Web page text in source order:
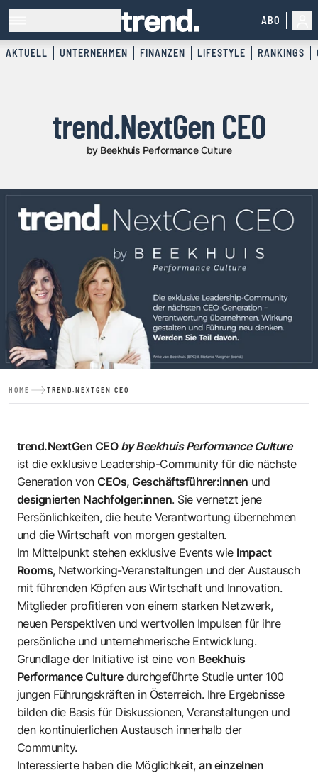
ABO
AKTUELL UNTERNEHMEN FINANZEN LIFESTYLE RANKINGS
trend.NextGen CEO
by Beekhuis Performance Culture
HOME TREND.NEXTGEN CEO
trend.NextGen CEO byBeekhuis Performance Culture
ist die exklusive Leadership-Community für die nächste
Generation vonCEOs, Geschäftsführer:innen und
designierten Nachfolger:innen. Sie vernetzt jene
Persönlichkeiten, die heute Verantwortung übernehmen
und die Wirtschaft von morgen gestalten.
Im Mittelpunkt stehen exklusive Events wie Impact
Rooms, Networking-Veranstaltungen und der Austausch
mit führenden Köpfen aus Wirtschaft und Innovation.
Mitglieder profitieren von einem starken Netzwerk,
neuen Perspektiven und wertvollen Impulsen für ihre
persönliche und unternehmerische Entwicklung.
Grundlage der Initiative ist eine von Beekhuis
Performance Culturedurchgeführte Studie unter 100
jungen Führungskräften in Österreich. Ihre Ergebnisse
bilden die Basis für Diskussionen, Veranstaltungen und
den kontinuierlichen Austausch innerhalb der
Community.
Interessierte haben die Möglichkeit,an einzelnen